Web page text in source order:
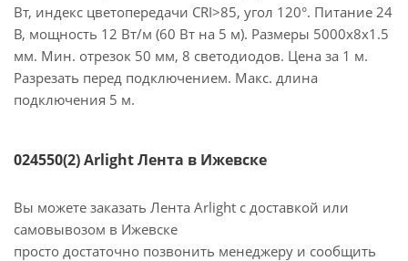
Вт, индекс цветопередачи CRI>85, угол 120°. Питание 24
В, мощность 12 Вт/м (60 Вт на 5 м). Размеры 5000x8x1.5
мм. Мин. отрезок 50 мм, 8 светодиодов. Цена за 1 м.
Разрезать перед подключением. Макс. длина
подключения 5 м.
024550(2) Arlight Лента в Ижевске
Вы можете заказать Лента Arlight с доставкой или
самовывозом в Ижевске
просто достаточно позвонить менеджеру и сообщить